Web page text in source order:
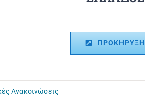
ΠΡΟΚΗΡΥΞΗ
Ανακοινώσεις